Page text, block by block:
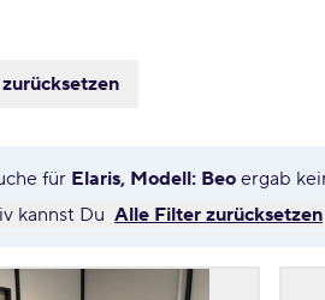
für Elaris, Modell: Beo ergab
kannst Du Alle Filter zurücksetzen